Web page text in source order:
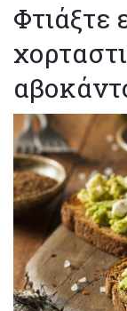
Φτιάξτε